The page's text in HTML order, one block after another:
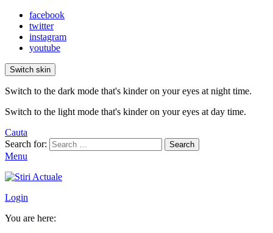
facebook
twitter
instagram
youtube
Switch skin
Switch to the dark mode that's kinder on your eyes at night time.
Switch to the light mode that's kinder on your eyes at day time.
Cauta
Search for:
Search
Menu
Login
You are here: